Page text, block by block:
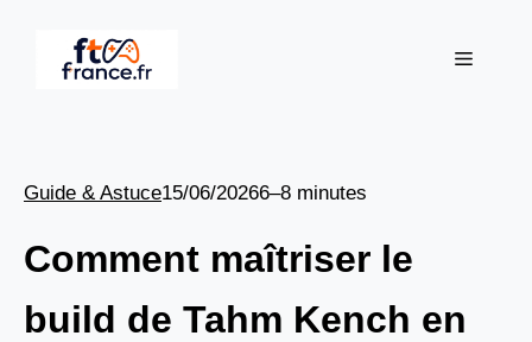
contenu
Menu
Guide & Astuce15/06/20266–8 minutes
Comment maîtriser le
build de Tahm Kench en